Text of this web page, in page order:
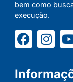
bem como
execução.